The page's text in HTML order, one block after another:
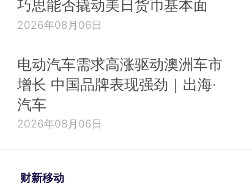
巧思能否撬动美日货币基本面
2026年08月06日
电动汽车需求高涨驱动澳洲车市
增长 中国品牌表现强劲｜出海·
汽车
2026年08月06日
财新移动